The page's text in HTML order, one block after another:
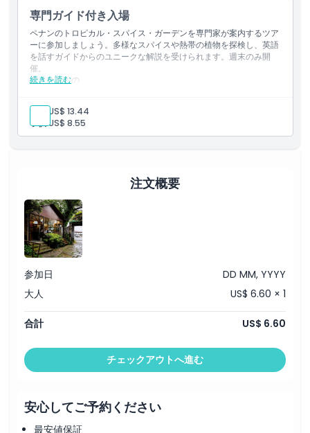
場所
行き方
服装規定
専門ガイド付き入場
ペナンのトロピカル・スパイス・ガーデンを専門家が案内するツア
ーに参加しましょう。多様なスパイスや熱帯の植物を探検し、英語
を話すガイドからのユニークな解説を受けられます。週末のみ開
催。
続きを読む
含まれるもの
英語で案内するスパイスの専門家によるガイドツアー。
土曜日と日曜日のみ利用可能。
大人: US$ 13.44
子供:US$ 8.55
注文概要
参加日
DD MM, YYYY
大人
US$ 6.60 × 1
合計 US$ 6.60
チェックアウトへ進む
安心してご予約ください
最安値保証